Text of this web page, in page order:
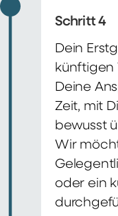
Schritt 4
Dein
künftigen
Deine
Zeit, mit
bewusst
Wir
oder ein